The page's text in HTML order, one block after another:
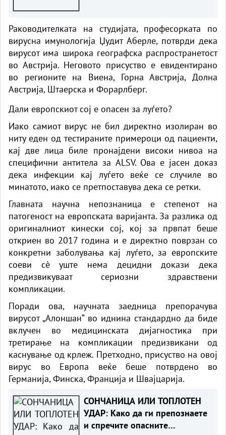
Раководителката на студијата, професорката по
вирусна имунологија Џудит Аберле, потврди дека
вирусот има широка географска распространетост
во Австрија. Неговото присуство е евидентирано
во регионите на Виена, Горна Австрија, Долна
Австрија, Штаерска и Форарлберг.
Дали европскиот сој е опасен за луѓето?
Иако самиот вирус не бил директно изолиран во
ниту еден од тестираните примероци од пациенти,
кај две лица биле пронајдени високи нивоа на
специфични антитела за ALSV. Ова е јасен доказ
дека инфекции кај луѓето веќе се случиле во
минатото, иако се претпоставува дека се ретки.
Главната научна непознаница е степенот на
патогеност на европската варијанта. За разлика од
оригиналниот кинески сој, кој за првпат беше
откриен во 2017 година и е директно поврзан со
конкретни заболувања кај луѓето, за европските
соеви сè уште нема децидни докази дека
предизвикуваат сериозни здравствени
компликации.
Поради ова, научната заедница препорачува
вирусот „Алоншан“ во иднина стандардно да биде
вклучен во медицинската дијагностика при
третирање на компликации предизвикани од
каснување од крлеж. Претходно, присуство на овој
вирус во Европа веќе беше потврдено во
Германија, Финска, Франција и Швајцарија.
СОНЧАНИЦА ИЛИ ТОПЛОТЕН
УДАР: Како да ги препознаете
и спречите опасните